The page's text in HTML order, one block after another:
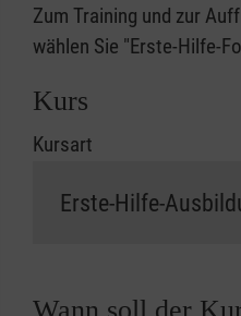
Zum Training und zur
wählen Sie "Erste-Hilfe-
Kurs
Kursart